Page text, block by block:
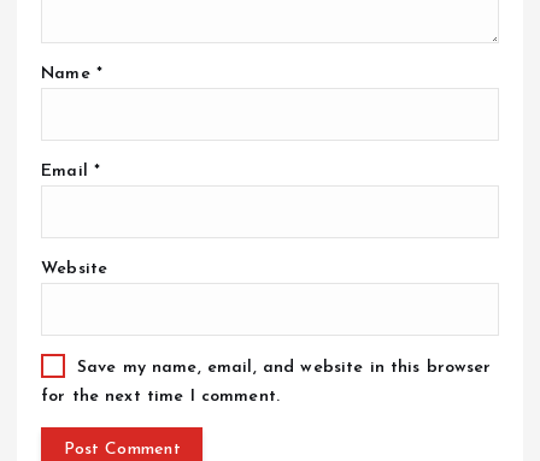
Name *
Email *
Website
Save my name, email, and website in this browser
for the next time I comment.